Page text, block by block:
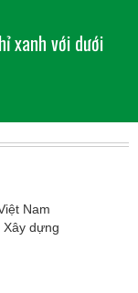
xanh với dưới
Nam
dựng